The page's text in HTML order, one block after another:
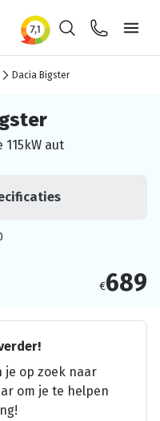
ZoekenContact
Dacia Bigster
aut
€689
je op zoek naar
om je te helpen